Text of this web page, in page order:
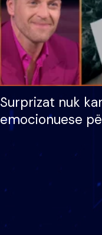
Surprizat nuk
emocionuese
nëna dhe
nuk i mban dot